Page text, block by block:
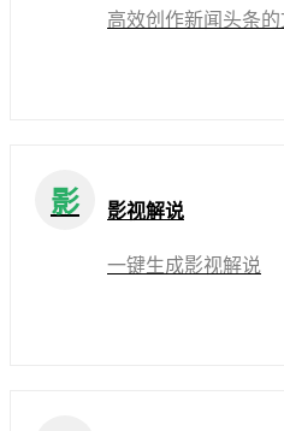
高效创作新闻头条
影 影视解说
一键生成影视解说